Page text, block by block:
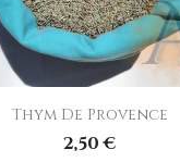
Thym De Provence
2,50 €